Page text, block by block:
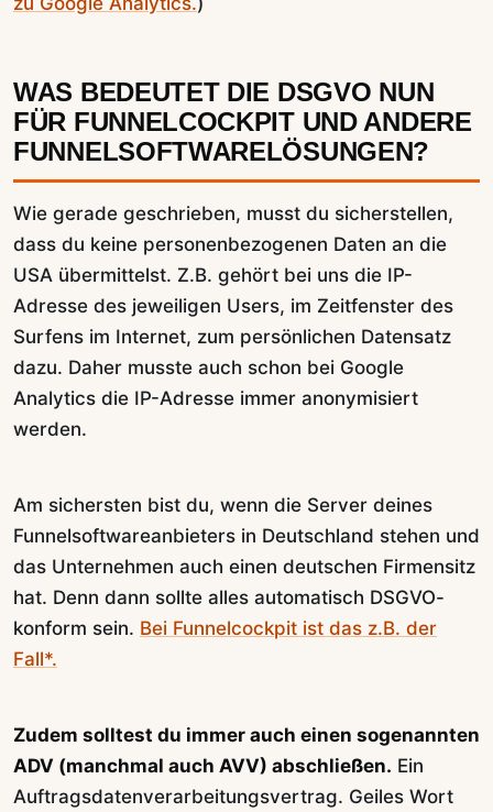
WAS BEDEUTET DIE DSGVO NUN
FÜR FUNNELCOCKPIT UND ANDERE
FUNNELSOFTWARELÖSUNGEN?
Wie gerade geschrieben, musst du sicherstellen,
dass du keine personenbezogenen Daten an die
USA übermittelst. Z.B. gehört bei uns die IP-
Adresse des jeweiligen Users, im Zeitfenster des
Surfens im Internet, zum persönlichen Datensatz
dazu. Daher musste auch schon bei Google
Analytics die IP-Adresse immer anonymisiert
werden.
Am sichersten bist du, wenn die Server deines
Funnelsoftwareanbieters in Deutschland stehen und
das Unternehmen auch einen deutschen Firmensitz
hat. Denn dann sollte alles automatisch DSGVO-
konform sein. Bei Funnelcockpit ist das z.B. der
Fall*.
Zudem solltest du immer auch einen sogenannten
ADV (manchmal auch AVV) abschließen. Ein
Auftragsdatenverarbeitungsvertrag. Geiles Wort